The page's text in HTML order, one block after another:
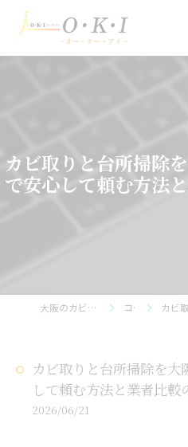
カビ取りと台所掃除
で安心して頼む方法
大阪のカビ取りならO・K・I コラム カビ取りと
カビ取りと台所掃除を
して頼む方法と業者比較
2026/06/21